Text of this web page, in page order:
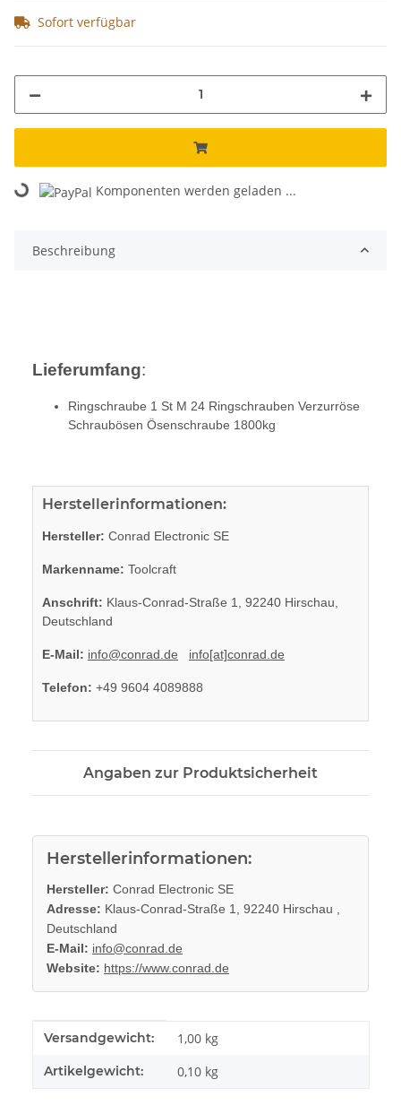
Sofort verfügbar
Loading... Komponenten werden geladen ...
Beschreibung
Lieferumfang:
Ringschraube 1 St M 24 Ringschrauben Verzurröse
Schraubösen Ösenschraube 1800kg
Herstellerinformationen:
Hersteller: Conrad Electronic SE
Markenname: Toolcraft
Anschrift: Klaus-Conrad-Straße 1, 92240 Hirschau,
Deutschland
E-Mail: info@conrad.de info[at]conrad.de
Telefon: +49 9604 4089888
Angaben zur Produktsicherheit
Herstellerinformationen:
Hersteller: Conrad Electronic SE
Adresse: Klaus-Conrad-Straße 1, 92240 Hirschau ,
Deutschland
E-Mail: info@conrad.de
Website: https://www.conrad.de
Produkteigenschaft
Wert
Versandgewicht: 1,00 kg
Artikelgewicht: 0,10 kg